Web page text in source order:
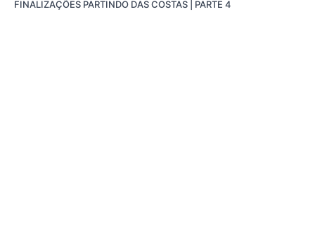
FINALIZAÇÕES PARTINDO DAS COSTAS | PARTE 4